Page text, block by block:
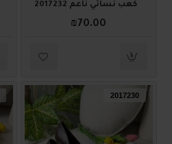
كعب نسائي ناعم 2017232
₪70.00
2017230